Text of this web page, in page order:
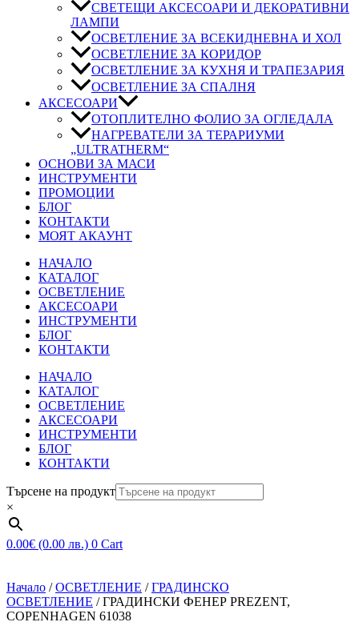
СВЕТЕЩИ АКСЕСОАРИ И ДЕКОРАТИВНИ
ЛАМПИ
ОСВЕТЛЕНИЕ ЗА ВСЕКИДНЕВНА И ХОЛ
ОСВЕТЛЕНИЕ ЗА КОРИДОР
ОСВЕТЛЕНИЕ ЗА КУХНЯ И ТРАПЕЗАРИЯ
ОСВЕТЛЕНИЕ ЗА СПАЛНЯ
АКСЕСОАРИ
ОТОПЛИТЕЛНО ФОЛИО ЗА ОГЛЕДАЛА
НАГРЕВАТЕЛИ ЗА ТЕРАРИУМИ
„ULTRATHERM“
ОСНОВИ ЗА МАСИ
ИНСТРУМЕНТИ
ПРОМОЦИИ
БЛОГ
КОНТАКТИ
МОЯТ АКАУНТ
НАЧАЛО
КАТАЛОГ
ОСВЕТЛЕНИЕ
АКСЕСОАРИ
ИНСТРУМЕНТИ
БЛОГ
КОНТАКТИ
НАЧАЛО
КАТАЛОГ
ОСВЕТЛЕНИЕ
АКСЕСОАРИ
ИНСТРУМЕНТИ
БЛОГ
КОНТАКТИ
Търсене на продукт
×
0.00€ (0.00 лв.) 0 Cart
Начало /ОСВЕТЛЕНИЕ /ГРАДИНСКО
ОСВЕТЛЕНИЕ / ГРАДИНСКИ ФЕНЕР PREZENT,
COPENHAGEN 61038